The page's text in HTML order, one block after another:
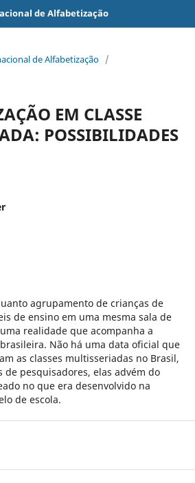
de Alfabetização
de Alfabetização /
EM CLASSE
POSSIBILIDADES
agrupamento de crianças de
de ensino em uma mesma sala de
realidade que acompanha a
Não há uma data oficial que
as classes multisseriadas no Brasil,
de pesquisadores, elas advém do
no que era desenvolvido na
de escola.